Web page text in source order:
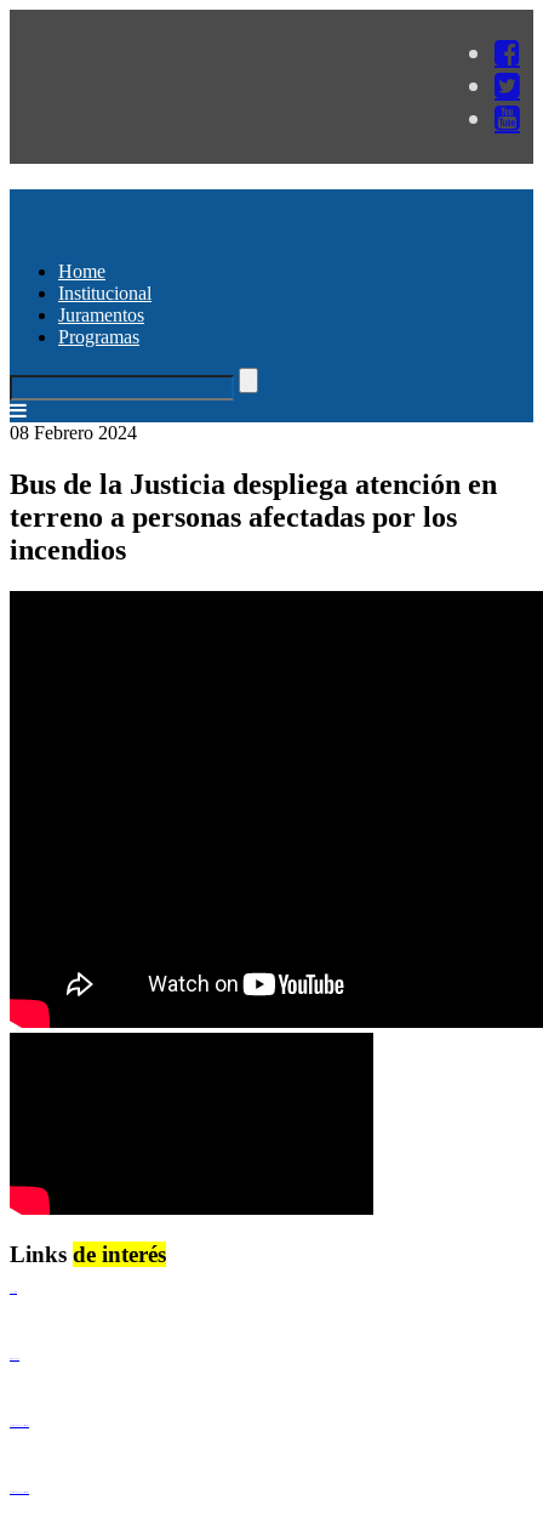
Home
Institucional
Juramentos
Programas
08 Febrero 2024
Bus de la Justicia despliega atención en
terreno a personas afectadas por los
incendios
Links de interés